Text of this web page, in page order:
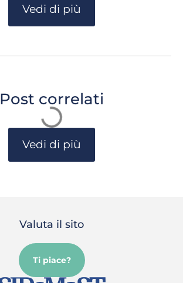
Vedi di più
Post correlati
Vedi di più
Valuta il sito
Ti piace?